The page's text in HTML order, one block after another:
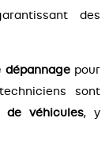
des
dépannagepour
sont
de véhicules, y